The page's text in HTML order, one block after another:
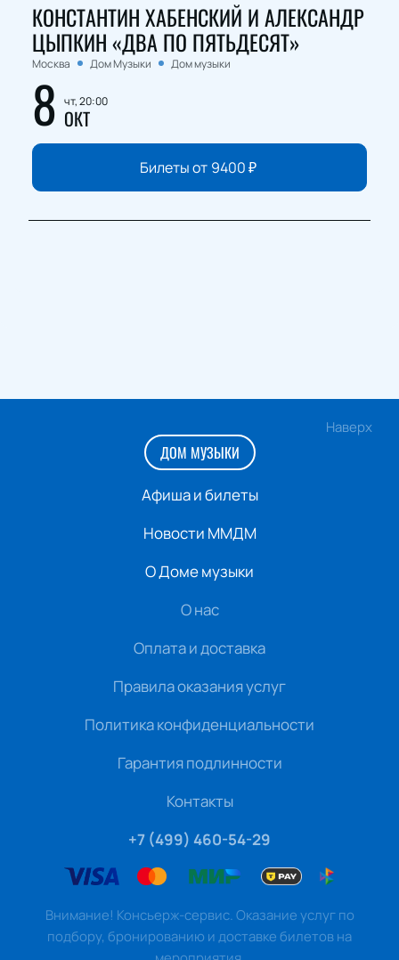
КОНСТАНТИН ХАБЕНСКИЙ И АЛЕКСАНДР
ЦЫПКИН «ДВА ПО ПЯТЬДЕСЯТ»
Москва Дом Музыки Дом музыки
8 чт, 20:00
ОКТ
Билеты от 9400₽
Наверх
ДОМ МУЗЫКИ
Афиша и билеты
Новости ММДМ
О Доме музыки
О нас
Оплата и доставка
Правила оказания услуг
Политика конфиденциальности
Гарантия подлинности
Контакты
+7 (499) 460-54-29
Внимание! Консьерж-сервис. Оказание услуг по
подбору, бронированию и доставке билетов на